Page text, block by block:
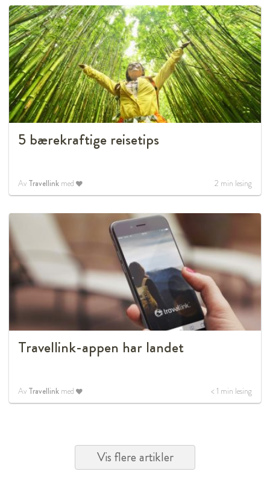
5 bærekraftige reisetips
Av Travellink med 2 min lesing
Travellink-appen har landet
Av Travellink med < 1 min lesing
Vis flere artikler